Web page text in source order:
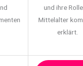
und ihre
Mittelalter
erklärt.